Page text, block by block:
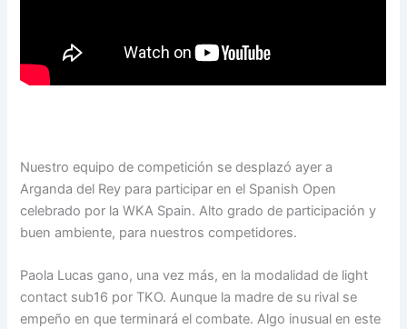
Nuestro equipo de competición se desplazó ayer a
Arganda del Rey para participar en el Spanish Open
celebrado por la WKA Spain. Alto grado de participación y
buen ambiente, para nuestros competidores.
Paola Lucas gano, una vez más, en la modalidad de light
contact sub16 por TKO. Aunque la madre de su rival se
empeño en que terminará el combate. Algo inusual en este